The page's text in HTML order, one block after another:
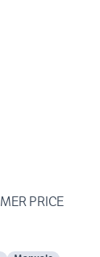
PRICE